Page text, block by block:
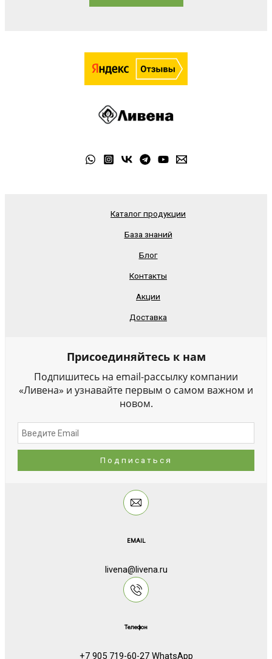
Каталог продукции
База знаний
Блог
Контакты
Акции
Доставка
Присоединяйтесь к нам
Подпишитесь на email-рассылку компании
«Ливена» и узнавайте первым о самом важном и
новом.
EMAIL
livena@livena.ru
Телефон
+7 905 719-60-27 WhatsApp